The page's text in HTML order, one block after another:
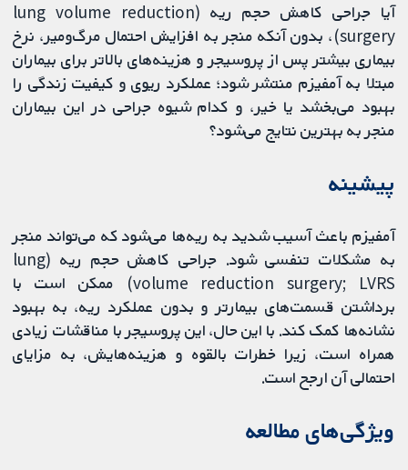
آیا جراحی کاهش حجم ریه (lung volume reduction
surgery)، بدون آنکه منجر به افزایش احتمال مرگ‌ومیر، نرخ
بیماری بیشتر پس از پروسیجر و هزینه‌های بالاتر برای بیماران
مبتلا به آمفیزم منتشر شود؛ عملکرد ریوی و کیفیت زندگی را
بهبود می‌بخشد یا خیر، و کدام شیوه جراحی در این بیماران
منجر به بهترین نتایج می‌شود؟
پیشینه
آمفیزم باعث آسیب شدید به ریه‌ها می‌شود که می‌تواند منجر
به مشکلات تنفسی شود. جراحی کاهش حجم ریه (lung
volume reduction surgery; LVRS) ممکن است با
برداشتن قسمت‌های بیمارتر و بدون عملکرد ریه، به بهبود
نشانه‌ها کمک کند. با این حال، این پروسیجر با مناقشات زیادی
همراه است، زیرا خطرات بالقوه و هزینه‌هایش، به مزایای
احتمالی آن ارجح است.
ویژگی‌های مطالعه